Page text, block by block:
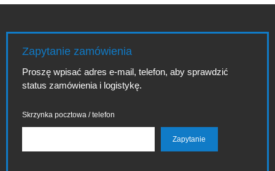
Zapytanie zamówienia
Proszę wpisać adres e-mail, telefon, aby sprawdzić
status zamówienia i logistykę.
Skrzynka pocztowa / telefon